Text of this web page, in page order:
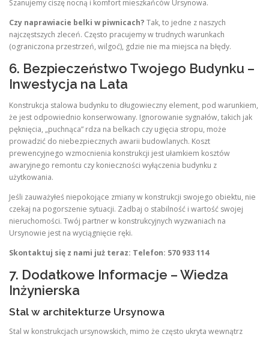
Szanujemy ciszę nocną i komfort mieszkańców Ursynowa.
Czy naprawiacie belki w piwnicach? Tak, to jedne z naszych
najczęstszych zleceń. Często pracujemy w trudnych warunkach
(ograniczona przestrzeń, wilgoć), gdzie nie ma miejsca na błędy.
6. Bezpieczeństwo Twojego Budynku –
Inwestycja na Lata
Konstrukcja stalowa budynku to długowieczny element, pod warunkiem,
że jest odpowiednio konserwowany. Ignorowanie sygnałów, takich jak
pęknięcia, „puchnąca” rdza na belkach czy ugięcia stropu, może
prowadzić do niebezpiecznych awarii budowlanych. Koszt
prewencyjnego wzmocnienia konstrukcji jest ułamkiem kosztów
awaryjnego remontu czy konieczności wyłączenia budynku z
użytkowania.
Jeśli zauważyłeś niepokojące zmiany w konstrukcji swojego obiektu, nie
czekaj na pogorszenie sytuacji. Zadbaj o stabilność i wartość swojej
nieruchomości. Twój partner w konstrukcyjnych wyzwaniach na
Ursynowie jest na wyciągnięcie ręki.
Skontaktuj się z nami już teraz: Telefon: 570 933 114
7. Dodatkowe Informacje – Wiedza
Inżynierska
Stal w architekturze Ursynowa
Stal w konstrukcjach ursynowskich, mimo że często ukryta wewnątrz